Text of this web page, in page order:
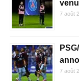
7 août
7 août